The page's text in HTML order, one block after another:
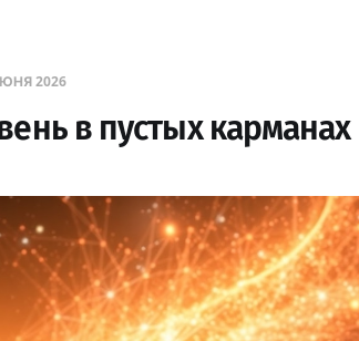
2026
в пустых карманах